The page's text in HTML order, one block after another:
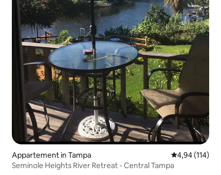
Appartement in Tampa Gemiddelde
4,94 (114)
Seminole Heights River Retreat - Central Tampa